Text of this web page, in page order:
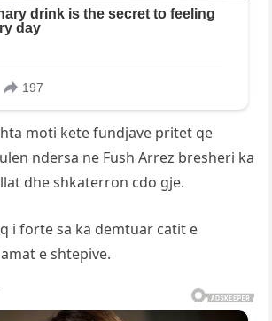
moti kete fundjave pritet qe
ndersa ne Fush Arrez bresheri ka
dhe shkaterron cdo gje.
i forte sa ka demtuar catit e
e shtepive.